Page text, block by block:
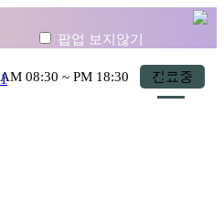
AM 08:30 ~ PM 18:30 진료중
팝업 보지않기